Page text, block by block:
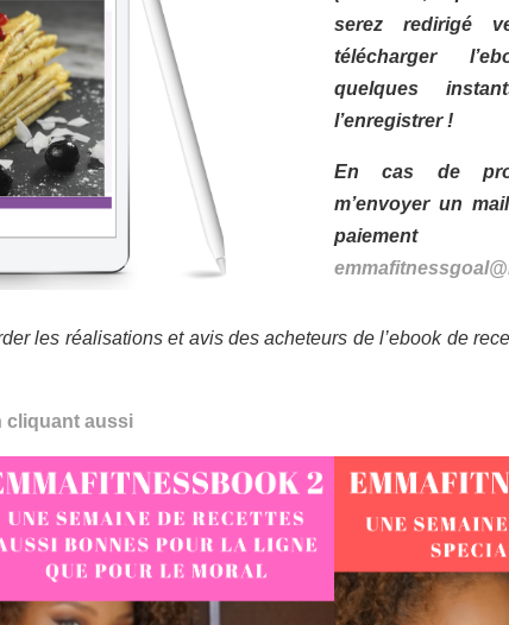
serez redirigé
télécharger
quelques
l’enregistrer !
En cas de
m’envoyer un
les réalisations et avis des acheteurs de l’ebook de
cliquant aussi